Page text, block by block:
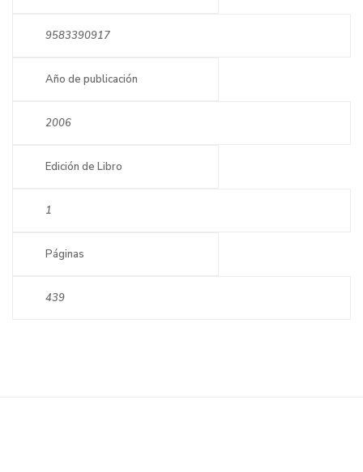
9583390917
Año de publicación
2006
Edición de Libro
1
Páginas
439